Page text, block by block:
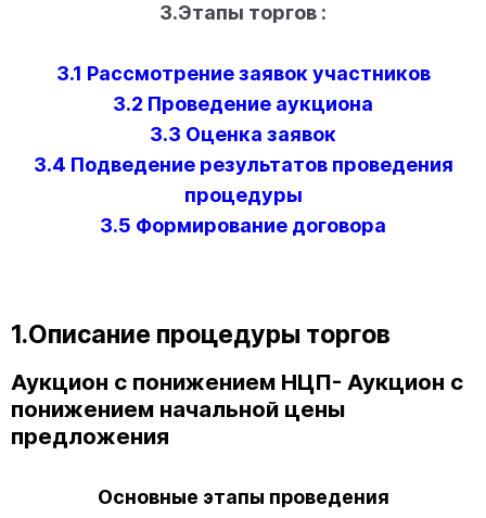
3.Этапы торгов :
3.1 Рассмотрение заявок участников
3.2 Проведение аукциона
3.3 Оценка заявок
3.4 Подведение результатов проведения
процедуры
3.5 Формирование договора
1.Описание процедуры торгов
Аукцион с понижением НЦП- Аукцион с
понижением начальной цены
предложения
Основные этапы проведения